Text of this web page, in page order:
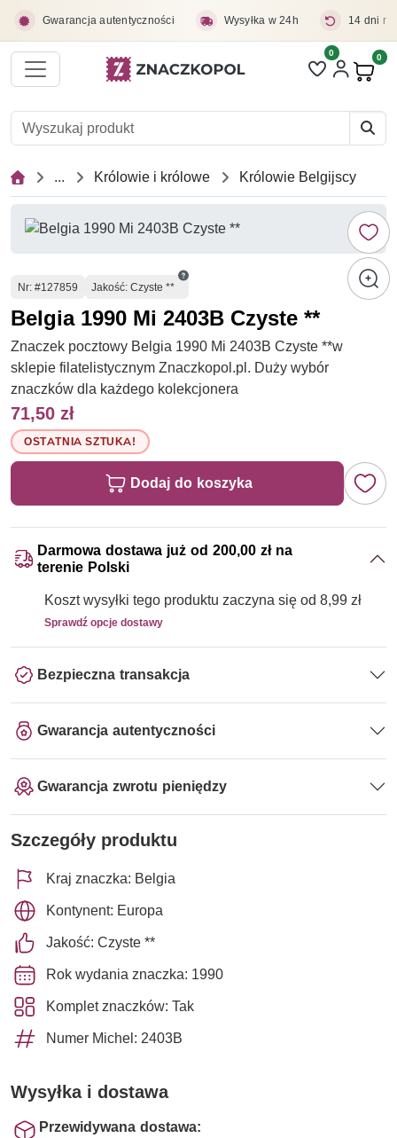
Gwarancja autentyczności Wysyłka w 24h 14 dni
Liczba pozycji
0 0
... Królowie i królowe Królowie Belgijscy
Numer
Nr: #127859 Jakość: Czyste **
Belgia 1990 Mi 2403B Czyste **
Znaczek pocztowy Belgia 1990 Mi 2403B Czyste **w
sklepie filatelistycznym Znaczkopol.pl. Duży wybór
znaczków dla każdego kolekcjonera
71,50 zł
OSTATNIA SZTUKA!
Dodaj do koszyka
Darmowa dostawa już od 200,00 zł na
terenie Polski
Koszt wysyłki tego produktu zaczyna się od 8,99 zł
Sprawdź opcje dostawy
Bezpieczna transakcja
Gwarancja autentyczności
Gwarancja zwrotu pieniędzy
Szczegóły produktu
Kraj znaczka: Belgia
Kontynent: Europa
Jakość: Czyste **
Rok wydania znaczka: 1990
Komplet znaczków: Tak
Numer Michel: 2403B
Wysyłka i dostawa
Przewidywana dostawa: